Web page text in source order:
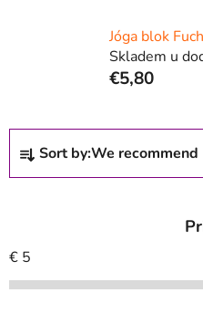
Jóga blok
Skladem u
€5,80
P
o
c
t
Sort by:We recommend
€ 5